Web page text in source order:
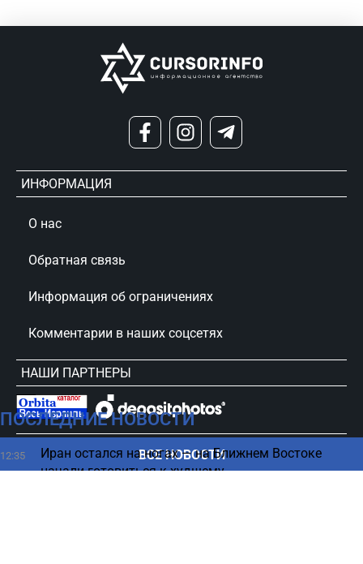
ПОСЛЕДНИЕ НОВОСТИ
12:35
Иран остался на ногах — на Ближнем Востоке
начали готовиться к худшему
ВСЕ НОВОСТИ
ИНФОРМАЦИЯ
О нас
Обратная связь
Информация об ограничениях
Комментарии в наших соцсетях
НАШИ ПАРТНЕРЫ
сursorinfo.co.il © Все права защищены